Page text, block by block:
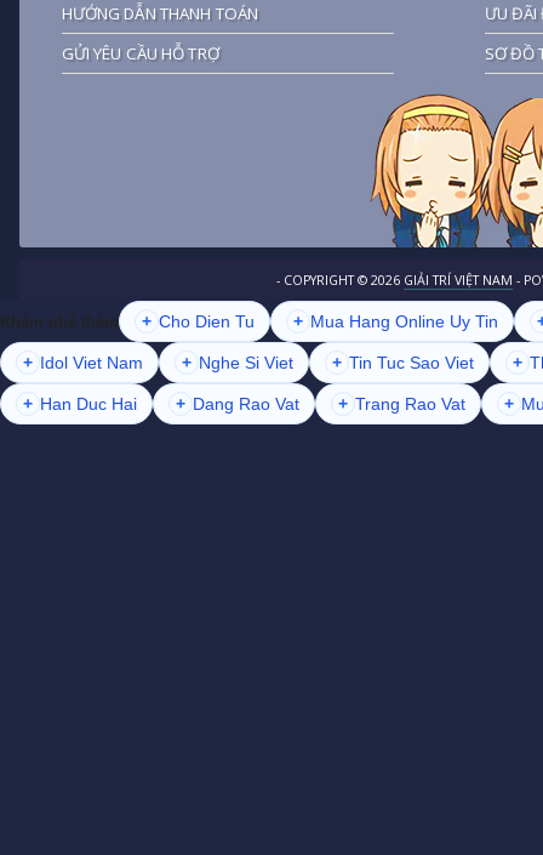
HƯỚNG DẪN THANH TOÁN
GỬI YÊU CẦU HỖ TRỢ
ƯU ĐÃI
SƠ ĐỒ
- COPYRIGHT © 2026 GIẢI TRÍ VIỆT NAM -
Khám phá thêm + Cho Dien Tu + Mua Hang Online Uy Tin
+ Idol Viet Nam + Nghe Si Viet + Tin Tuc Sao Viet +
+ Han Duc Hai + Dang Rao Vat + Trang Rao Vat +